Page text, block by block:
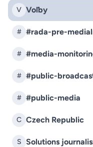
V Voľby
# #rada-pre-
# #media-
# #public-
# #public-media
C Czech Republic
S Solutions